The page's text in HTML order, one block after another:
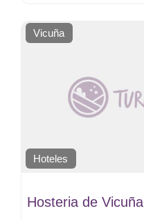
Vicuña
Hoteles
Hosteria de Vicuña